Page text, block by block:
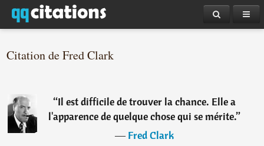
Citation de Fred Clark
“Il est difficile de trouver la chance. Elle a
l'apparence de quelque chose qui se mérite.”
―Fred Clark